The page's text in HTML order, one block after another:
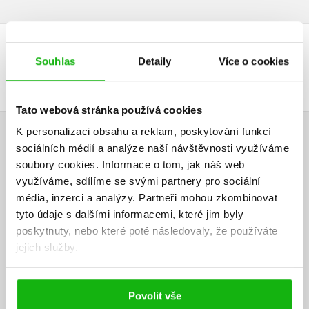
Souhlas Detaily Více o cookies
Tato webová stránka používá cookies
K personalizaci obsahu a reklam, poskytování funkcí
sociálních médií a analýze naší návštěvnosti využíváme
soubory cookies. Informace o tom, jak náš web
využíváme, sdílíme se svými partnery pro sociální
média, inzerci a analýzy. Partneři mohou zkombinovat
tyto údaje s dalšími informacemi, které jim byly
poskytnuty, nebo které poté následovaly, že používáte
jejich služby.
Povolit vše
DALŠÍ TITULY Z ŘADY "TEA STILTONOVÁ"
HODNOCENÍ ČTENÁŘŮ
V současné době nejsou vytvořena žádná uživatelská hodnocení.
Vaše hodnocení
Uživatelskou recenzi mohou vkládat pouze registrovaní uživatelé
Přihlásit